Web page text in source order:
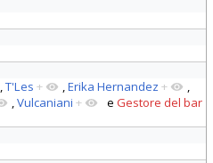
,T'Les + ,Erika Hernandez +
,
,Vulcaniani + e Gestore del bar